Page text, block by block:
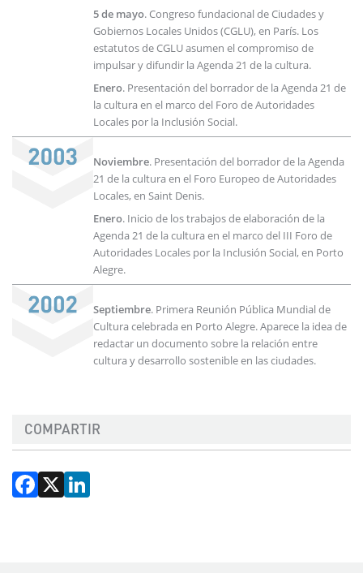
5 de mayo. Congreso fundacional de Ciudades y
Gobiernos Locales Unidos (CGLU), en París. Los
estatutos de CGLU asumen el compromiso de
impulsar y difundir la Agenda 21 de la cultura.
Enero. Presentación del borrador de la Agenda 21 de
la cultura en el marco del Foro de Autoridades
Locales por la Inclusión Social.
Noviembre. Presentación del borrador de la Agenda
21 de la cultura en el Foro Europeo de Autoridades
Locales, en Saint Denis.
Enero. Inicio de los trabajos de elaboración de la
Agenda 21 de la cultura en el marco del III Foro de
Autoridades Locales por la Inclusión Social, en Porto
Alegre.
Septiembre. Primera Reunión Pública Mundial de
Cultura celebrada en Porto Alegre. Aparece la idea de
redactar un documento sobre la relación entre
cultura y desarrollo sostenible en las ciudades.
COMPARTIR
Facebook
X